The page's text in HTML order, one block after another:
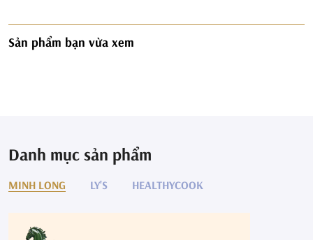
Sản phẩm bạn vừa xem
Danh mục sản phẩm
MINH LONG LY'S HEALTHYCOOK